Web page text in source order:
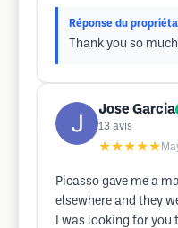
Réponse du
Thank you so
Jose Garcia
13 avis
★★★★★
Picasso gave me a
elsewhere and they
I was looking for